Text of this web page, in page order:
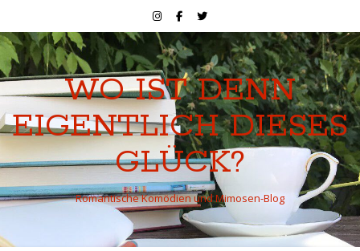
WO IST DENN
EIGENTLICH DIESES
GLÜCK?
Romantische Komödien und Mimosen-Blog